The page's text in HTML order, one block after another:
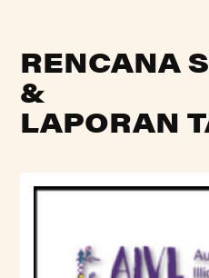
RENCANA
&
LAPORAN